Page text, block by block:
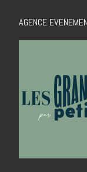
AGENCE